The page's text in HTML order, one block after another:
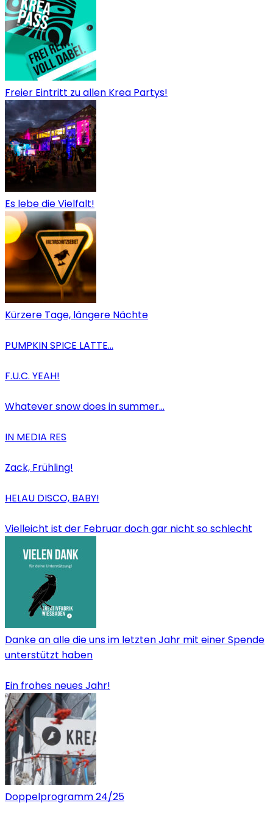
Freier Eintritt zu allen Krea Partys!
Es lebe die Vielfalt!
Kürzere Tage, längere Nächte
PUMPKIN SPICE LATTE…
F.U.C. YEAH!
Whatever snow does in summer…
IN MEDIA RES
Zack, Frühling!
HELAU DISCO, BABY!
Vielleicht ist der Februar doch gar nicht so schlecht
Danke an alle die uns im letzten Jahr mit einer Spende
unterstützt haben
Ein frohes neues Jahr!
Doppelprogramm 24/25